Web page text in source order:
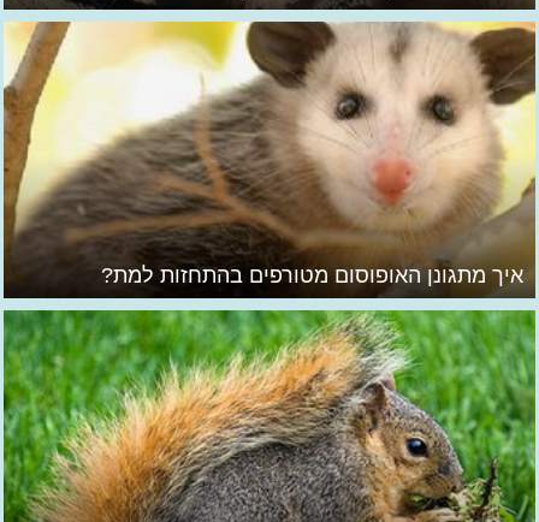
איך מתגונן האופוסום מטורפים בהתחזות למת?